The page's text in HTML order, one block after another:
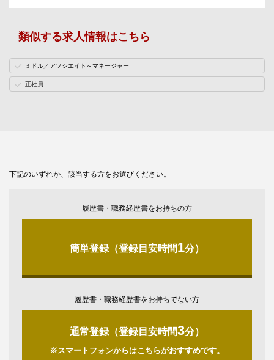
類似する求人情報はこちら
ミドル／アソシエイト～マネージャー
正社員
下記のいずれか、該当する方をお選びください。
履歴書・職務経歴書をお持ちの方
簡単登録（登録目安時間1分）
履歴書・職務経歴書をお持ちでない方
通常登録（登録目安時間3分）
※スマートフォンからはこちらがおすすめです。